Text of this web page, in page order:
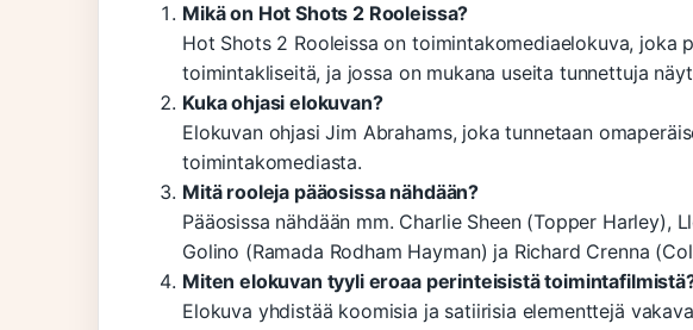
Mikä on Hot Shots 2 Rooleissa?
Hot Shots 2 Rooleissa on toimintakomediaelokuva, joka
toimintakliseitä, ja jossa on mukana useita tunnettuja
Kuka ohjasi elokuvan?
Elokuvan ohjasi Jim Abrahams, joka tunnetaan
toimintakomediasta.
Mitä rooleja pääosissa nähdään?
Pääosissa nähdään mm. Charlie Sheen (Topper Harley),
Golino (Ramada Rodham Hayman) ja Richard Crenna
Miten elokuvan tyyli eroaa perinteisistä
Elokuva yhdistää koomisia ja satiirisia elementtejä